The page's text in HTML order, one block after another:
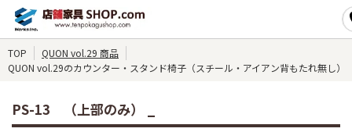
TOP
QUON vol.29 商品
QUON vol.29のカウンター・スタンド椅子（スチール・アイアン背もたれ無し
PS-13 （上部のみ） _